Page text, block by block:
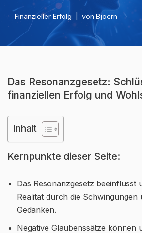
Finanzieller Erfolg von Bjoern
Das Resonanzgesetz:
finanziellen Erfolg und
Inhalt
Kernpunkte dieser Seite:
Das Resonanzgesetz beeinflusst
Realität durch die Schwingungen
Gedanken.
Negative Glaubenssätze können